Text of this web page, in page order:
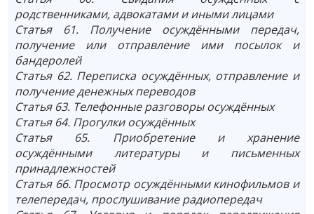
родственниками, адвокатами и иными лицами
Статья 61. Получение осуждёнными передач,
получение или отправление ими посылок и
бандеролей
Статья 62. Переписка осуждённых, отправление и
получение денежных переводов
Статья 63. Телефонные разговоры осуждённых
Статья 64. Прогулки осуждённых
Статья 65. Приобретение и хранение
осуждёнными литературы и письменных
принадлежностей
Статья 66. Просмотр осуждёнными кинофильмов и
телепередач, прослушивание радиопередач